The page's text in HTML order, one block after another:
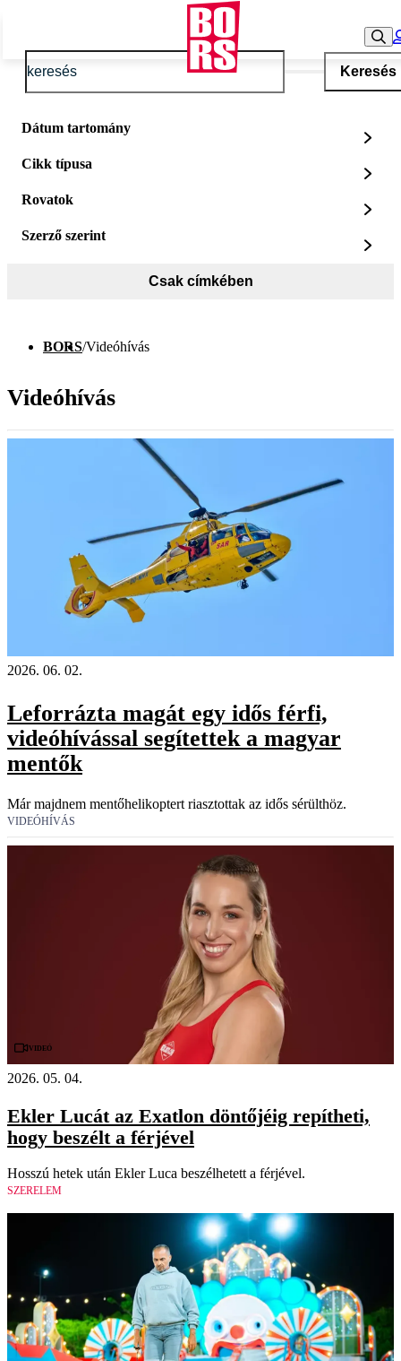
Keresés
Dátum tartomány
Cikk típusa
Rovatok
Szerző szerint
Csak címkében
BORS/Videóhívás
Videóhívás
2026. 06. 02.
Leforrázta magát egy idős férfi,
videóhívással segítettek a magyar
mentők
Már majdnem mentőhelikoptert riasztottak az idős sérülthöz.
VIDEÓHÍVÁS
Videó
2026. 05. 04.
Ekler Lucát az Exatlon döntőjéig repítheti,
hogy beszélt a férjével
Hosszú hetek után Ekler Luca beszélhetett a férjével.
SZERELEM